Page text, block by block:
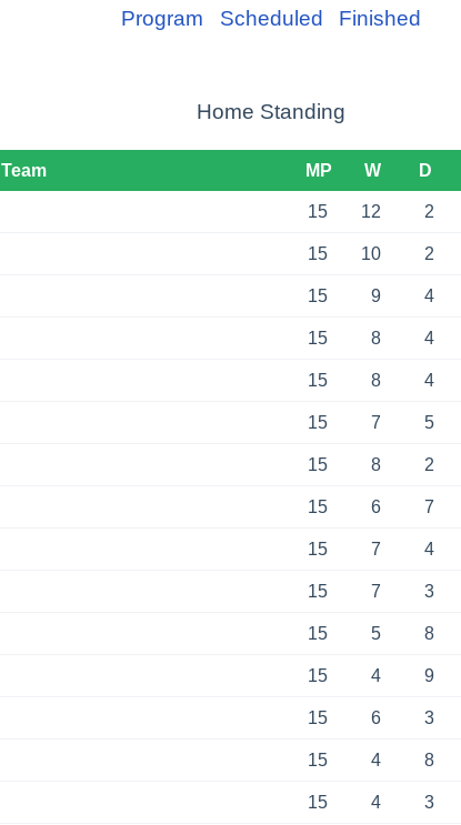
Program Scheduled Finished
Home Standing
Team MP W D
15 12 2
15 10 2
15 9 4
15 8 4
15 8 4
15 7 5
15 8 2
15 6 7
15 7 4
15 7 3
15 5 8
15 4 9
15 6 3
15 4 8
15 4 3